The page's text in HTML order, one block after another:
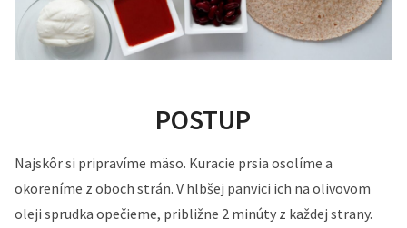
POSTUP
Najskôr si pripravíme mäso. Kuracie prsia osolíme a
okoreníme z oboch strán. V hlbšej panvici ich na olivovom
oleji sprudka opečieme, približne 2 minúty z každej strany.